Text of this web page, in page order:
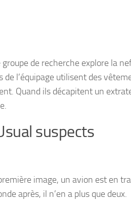
groupe de recherche explore la
de l’équipage utilisent des
Quand ils décapitent un
suspects
image, un avion est en
après, il n’en a plus que deux.